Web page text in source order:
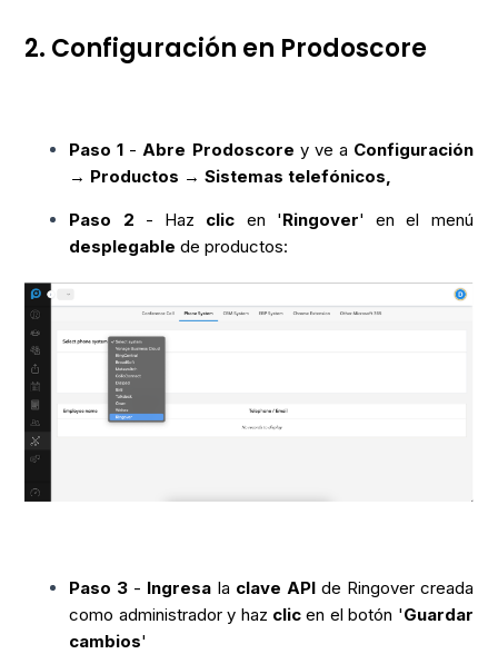
2. Configuración en Prodoscore
Paso 1 -Abre Prodoscore y ve a Configuración
→ Productos → Sistemas telefónicos,
Paso 2 - Haz clic en 'Ringover' en el menú
desplegable de productos:
Paso 3 - Ingresa la clave APIde Ringover creada
como administrador y haz clic en el botón 'Guardar
cambios'